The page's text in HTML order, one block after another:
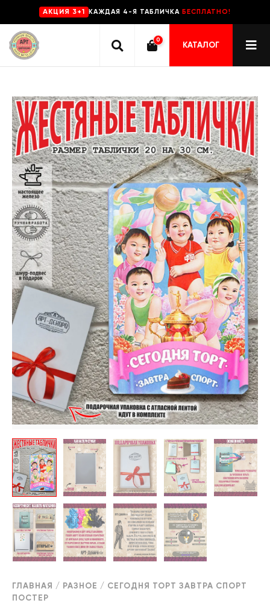
AKЦИЯ 3+1 КАЖДАЯ 4-Я ТАБЛИЧКА БЕСПЛАТНО!
0
КАТАЛОГ
ГЛАВНАЯ / РАЗНОЕ / СЕГОДНЯ ТОРТ ЗАВТРА СПОРТ
ПОСТЕР